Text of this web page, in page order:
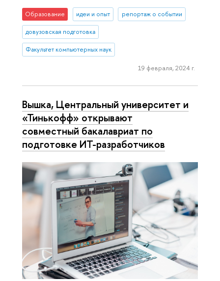
Образование идеи и опыт репортаж о событии
довузовская подготовка
Факультет компьютерных наук
19 февраля, 2024 г.
Вышка, Центральный университет и
«Тинькофф» открывают
совместный бакалавриат по
подготовке ИТ-разработчиков